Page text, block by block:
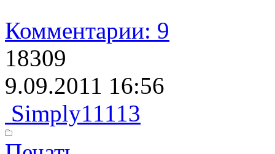
Комментарии: 9
18309
9.09.2011 16:56
Simply11113